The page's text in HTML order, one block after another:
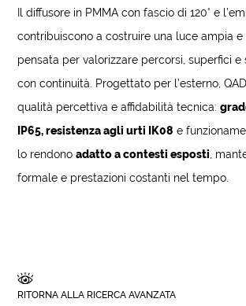
Il diffusore in PMMA con fascio di 120° e
contribuiscono a costruire una luce ampia e
pensata per valorizzare percorsi, superfici e
con continuità. Progettato per l’esterno,
qualità percettiva e affidabilità tecnica:
IP65, resistenza agli urti IK08 e
lo rendonoadatto a contesti esposti ,
formale e prestazioni costanti nel tempo.
RITORNA ALLA RICERCA AVANZATA